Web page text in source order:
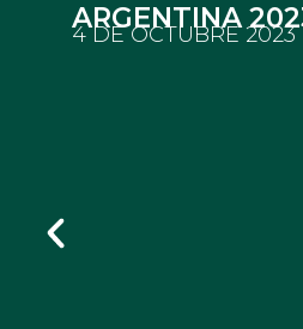
ARGENTINA
4 DE OCTUBRE 2023